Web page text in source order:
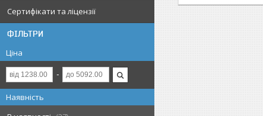
Сертифікати та ліцензії
ФІЛЬТРИ
Ціна
Наявність